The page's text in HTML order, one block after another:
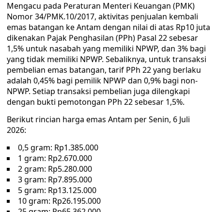
Mengacu pada Peraturan Menteri Keuangan (PMK)
Nomor 34/PMK.10/2017, aktivitas penjualan kembali
emas batangan ke Antam dengan nilai di atas Rp10 juta
dikenakan Pajak Penghasilan (PPh) Pasal 22 sebesar
1,5% untuk nasabah yang memiliki NPWP, dan 3% bagi
yang tidak memiliki NPWP. Sebaliknya, untuk transaksi
pembelian emas batangan, tarif PPh 22 yang berlaku
adalah 0,45% bagi pemilik NPWP dan 0,9% bagi non-
NPWP. Setiap transaksi pembelian juga dilengkapi
dengan bukti pemotongan PPh 22 sebesar 1,5%.
Berikut rincian harga emas Antam per Senin, 6 Juli
2026:
0,5 gram: Rp1.385.000
1 gram: Rp2.670.000
2 gram: Rp5.280.000
3 gram: Rp7.895.000
5 gram: Rp13.125.000
10 gram: Rp26.195.000